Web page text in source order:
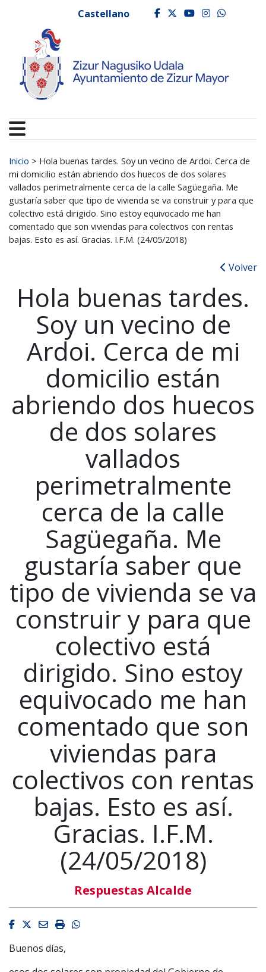
Ayuntamiento de
Castellano facebook
twitter
youtube
Buscar:
Inicio > Hola buenas tardes. Soy un vecino de Ardoi. Cerca de
mi domicilio están abriendo dos huecos de dos solares
vallados perimetralmente cerca de la calle Sagüegaña. Me
gustaría saber que tipo de vivienda se va construir y para que
colectivo está dirigido. Sino estoy equivocado me han
comentado que son viviendas para colectivos con rentas
bajas. Esto es así. Gracias. I.F.M. (24/05/2018)
Volver
Hola buenas tardes.
Soy un vecino de
Ardoi. Cerca de mi
domicilio están
abriendo dos huecos
de dos solares
vallados
perimetralmente
cerca de la calle
Sagüegaña. Me
gustaría saber que
tipo de vivienda se va
construir y para que
colectivo está
dirigido. Sino estoy
equivocado me han
comentado que son
viviendas para
colectivos con rentas
bajas. Esto es así.
Gracias. I.F.M.
(24/05/2018)
Respuestas Alcalde
Facebook
Twitter
EmailImprimirWhatsapp
Buenos días,